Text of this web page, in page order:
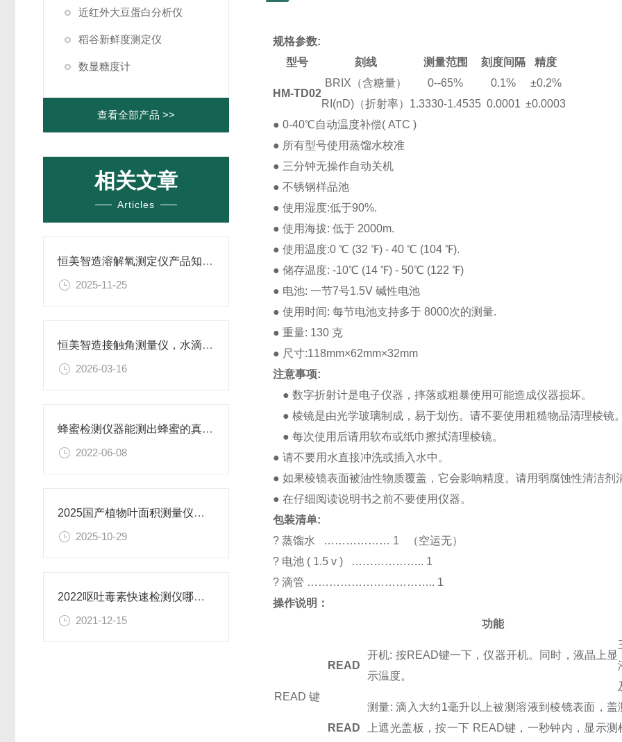
近红外大豆蛋白分析仪
稻谷新鲜度测定仪
数显糖度计
查看全部产品 >>
相关文章
Articles
恒美智造溶解氧测定仪产品知识图谱报告书
2025-11-25
恒美智造接触角测量仪，水滴角测量仪故障排查指南｜常见问题诊断与解决方案
2026-03-16
蜂蜜检测仪器能测出蜂蜜的真假吗？2022判断蜂蜜的质量状况
2022-06-08
2025国产植物叶面积测量仪排名出炉：恒美智造可存5000组叶面积数据
2025-10-29
2022呕吐毒素快速检测仪哪家比较好@全新配置检测
2021-12-15
规格参数:
型号
刻线 测量范围 刻度间隔 精度
HM-TD02
BRIX （含糖量） 0--65% 0.1%
±0.2%
RI(nD) （折射率） 1.3330-1.4535 0.0001 ±0.0003
● 0-40℃自动温度补偿( ATC )
● 所有型号使用蒸馏水校准
● 三分钟无操作自动关机
● 不锈钢样品池
● 使用湿度:低于90%.
● 使用海拔:低于 2000m.
●使用温度:0 ℃ (32 ℉) -40 ℃ (104 ℉).
● 储存温度: -10℃ (14 ℉) - 50℃ (122 ℉)
● 电池: 一节7号1.5V 碱性电池
● 使用时间:每节电池支持多于 8000次的测量.
● 重量: 130 克
● 尺寸:118mm×62mm×32mm
注意事项:
● 数字折射计是电子仪器，摔落或粗暴使用可能造成仪器损坏。
● 棱镜是由光学玻璃制成，易于划伤。请不要使用粗糙物品清理棱镜。
● 每次使用后请用软布或纸巾擦拭清理棱镜。
● 请不要用水直接冲洗或插入水中。
● 如果棱镜表面被油性物质覆盖，它会影响精度。请用弱腐蚀性清洁剂
● 在仔细阅读说明书之前不要使用仪器。
包装清单:
?蒸馏水 ……………… 1
（空运无）
? 电池 ( 1.5 v )
……………….. 1
? 滴管 …………………………….. 1
操作说明 ：
功能
READ 键
READ
开机: 按READ键一下，仪器开机。同时，液晶上显
示温度。
READ
测量: 滴入大约1毫升以上被测溶液到棱镜表面，盖
上遮光盖板，按一下 READ键，一秒钟内，显示测